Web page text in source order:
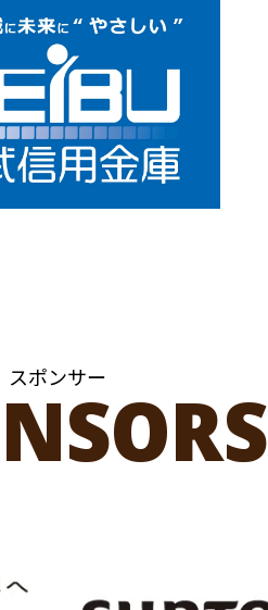
スポンサー